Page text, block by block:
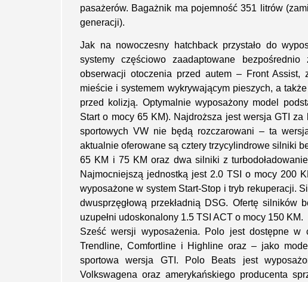
pasażerów. Bagażnik ma pojemność 351 litrów
generacji).
Jak na nowoczesny hatchback przystało do
systemy częściowo zaadaptowane
obserwacji otoczenia przed autem – Front Assist,
mieście i systemem wykrywającym pieszych, a
przed kolizją. Optymalnie wyposażony model
Start o mocy 65 KM). Najdroższa jest wersja GTI za
sportowych VW nie będą rozczarowani – ta
aktualnie oferowane są cztery trzycylindrowe silniki
65 KM i 75 KM oraz dwa silniki z
Najmocniejszą jednostką jest 2.0 TSI o mocy 200
wyposażone w system Start-Stop i tryb rekuperacji.
dwusprzęgłową przekładnią DSG. Ofertę silników
uzupełni udoskonalony 1.5 TSI ACT o mocy 150 KM.
Sześć wersji wyposażenia. Polo jest dostępne w
Trendline, Comfortline i Highline oraz – jako
sportowa wersja GTI. Polo Beats jest
Volkswagena oraz amerykańskiego producenta